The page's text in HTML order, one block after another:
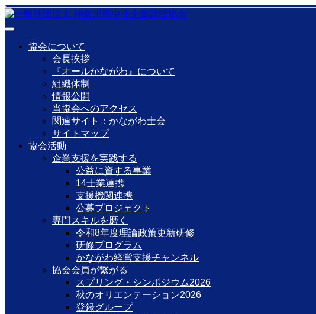
協会について
会長挨拶
『オールかながわ』について
組織体制
情報公開
当協会へのアクセス
関連サイト：かながわ士会
サイトマップ
協会活動
企業支援を実践する
公益に資する事業
14士業連携
支援機関連携
公募プロジェクト
専門スキルを磨く
令和8年度理論政策更新研修
研修プログラム
かながわ経営支援チャンネル
協会会員が繋がる
スプリング・シンポジウム2026
秋のオリエンテーション2026
登録グループ